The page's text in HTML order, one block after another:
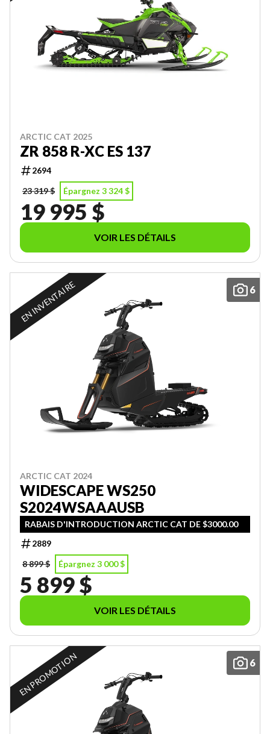
ARCTIC CAT 2025
ZR 858 R-XC ES 137
2694
23 319 $
Épargnez 3 324 $
19 995 $
VOIR LES DÉTAILS
6
EN INVENTAIRE
ARCTIC CAT 2024
WIDESCAPE WS250
S2024WSAAAUSB
RABAIS D'INTRODUCTION ARCTIC CAT DE $3000.00
2889
8 899 $
Épargnez 3 000 $
5 899 $
VOIR LES DÉTAILS
6
EN PROMOTION